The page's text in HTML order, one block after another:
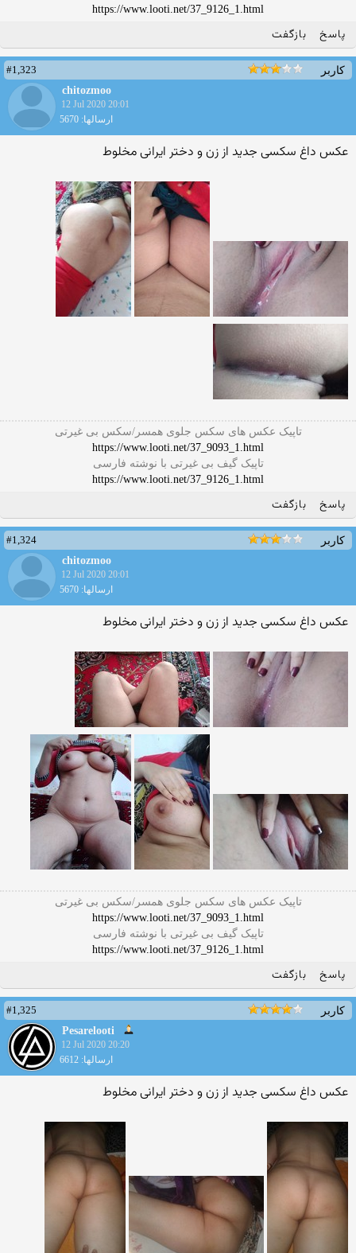
https://www.looti.net/37_9126_1.html
پاسخ بازگفت
کاربر
#1,323
chitozmoo
12 Jul 2020 20:01
ارسالها: 5670
عکس داغ سکسی جدید از زن و دختر ایرانی مخلوط
تاپیک عکس های سکس جلوی همسر/سکس بی غیرتی
https://www.looti.net/37_9093_1.html
تاپیک گیف بی غیرتی با نوشته فارسی
https://www.looti.net/37_9126_1.html
پاسخ بازگفت
کاربر
#1,324
chitozmoo
12 Jul 2020 20:01
ارسالها: 5670
عکس داغ سکسی جدید از زن و دختر ایرانی مخلوط
تاپیک عکس های سکس جلوی همسر/سکس بی غیرتی
https://www.looti.net/37_9093_1.html
تاپیک گیف بی غیرتی با نوشته فارسی
https://www.looti.net/37_9126_1.html
پاسخ بازگفت
کاربر
#1,325
Pesarelooti
12 Jul 2020 20:20
ارسالها: 6612
عکس داغ سکسی جدید از زن و دختر ایرانی مخلوط